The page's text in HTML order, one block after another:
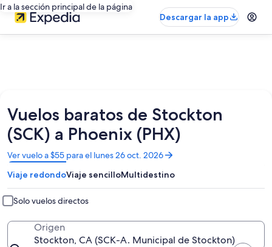
Ir a la sección principal de la página
Descargar la app
Vuelos baratos de Stockton
(SCK) a Phoenix (PHX)
Ver vuelo a $55 para el lunes 26 oct. 2026
Se
abrirá
en
una
nueva
ventana
Viaje redondoViaje sencilloMultidestino
Solo vuelos directos
Origen
Stockton, CA (SCK-A. Municipal de Stockton)